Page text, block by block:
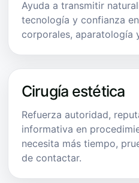
Ayuda a transmitir
tecnología y confianza
corporales, aparatología
Cirugía estética
Refuerza autoridad,
informativa en
necesita más tiempo,
de contactar.